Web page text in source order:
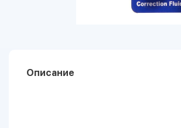
Описание